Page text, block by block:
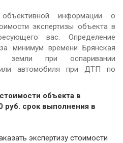
объективной информации о
экспертизы объекта в
вас. Определение
минимум времени Брянская
земли при оспаривании
или автомобиля при ДТП по
объекта в
руб. cрок выполнения в
стоимости